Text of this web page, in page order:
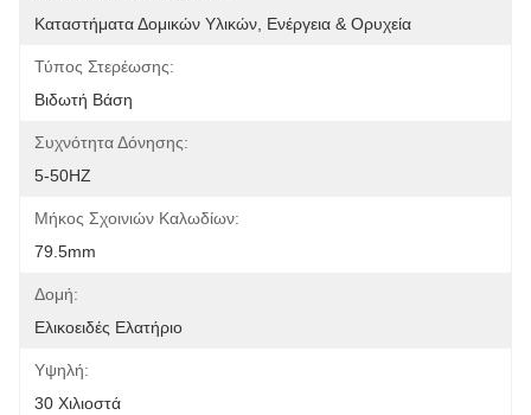
Καταστήματα Δομικών Υλικών, Ενέργεια & Ορυχεία
Τύπος Στερέωσης:
Βιδωτή Βάση
Συχνότητα Δόνησης:
5-50HZ
Μήκος Σχοινιών Καλωδίων:
79.5mm
Δομή:
Ελικοειδές Ελατήριο
Υψηλή:
30 Χιλιοστά